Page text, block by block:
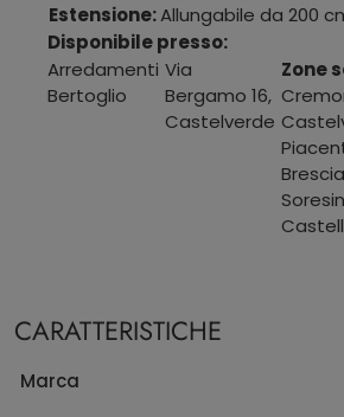
Estensione:Allungabile da 200
Disponibile presso:
Arredamenti
Bertoglio
Via
Bergamo 16,
Castelverde
Zone
CARATTERISTICHE
Marca